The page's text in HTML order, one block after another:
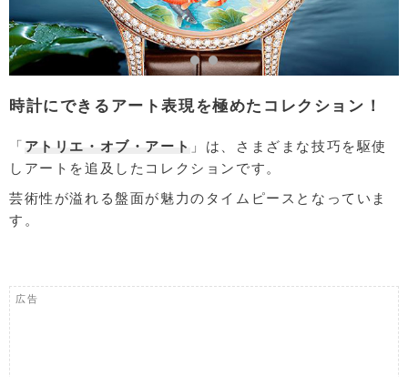
時計にできるアート表現を極めたコレクション！
「 アトリエ・オブ・アート 」は、さまざまな技巧を駆使
しアートを追及したコレクションです。
芸術性が溢れる盤面が魅力のタイムピースとなっていま
す。
広告